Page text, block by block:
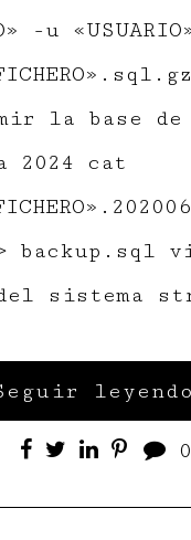
-u
la base
2024 cat
backup.sql
sistema
leyendo
0